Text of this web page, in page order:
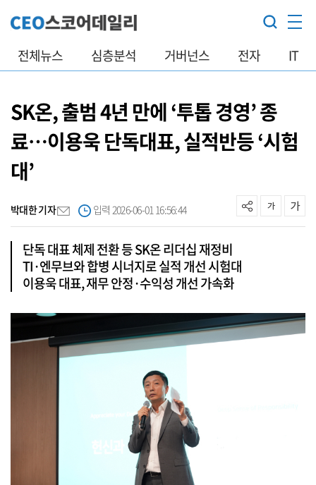
전체뉴스 심층분석 거버넌스 전자 IT
SK온, 출범 4년 만에 ‘투톱 경영’ 종
료…이용욱 단독대표, 실적반등 ‘시험
대’
박대한 기자 입력 2026-06-01 16:56:44
단독 대표 체제 전환 등 SK온 리더십 재정비
TI·엔무브와 합병 시너지로 실적 개선 시험대
이용욱 대표, 재무 안정·수익성 개선 가속화